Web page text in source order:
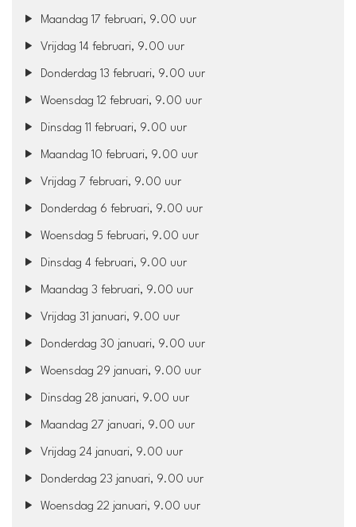
Maandag 17 februari, 9.00 uur
Vrijdag 14 februari, 9.00 uur
Donderdag 13 februari, 9.00 uur
Woensdag 12 februari, 9.00 uur
Dinsdag 11 februari, 9.00 uur
Maandag 10 februari, 9.00 uur
Vrijdag 7 februari, 9.00 uur
Donderdag 6 februari, 9.00 uur
Woensdag 5 februari, 9.00 uur
Dinsdag 4 februari, 9.00 uur
Maandag 3 februari, 9.00 uur
Vrijdag 31 januari, 9.00 uur
Donderdag 30 januari, 9.00 uur
Woensdag 29 januari, 9.00 uur
Dinsdag 28 januari, 9.00 uur
Maandag 27 januari, 9.00 uur
Vrijdag 24 januari, 9.00 uur
Donderdag 23 januari, 9.00 uur
Woensdag 22 januari, 9.00 uur